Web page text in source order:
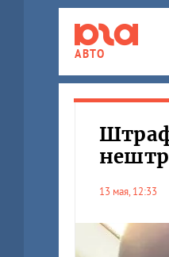
АВТО
13 мая, 12:33